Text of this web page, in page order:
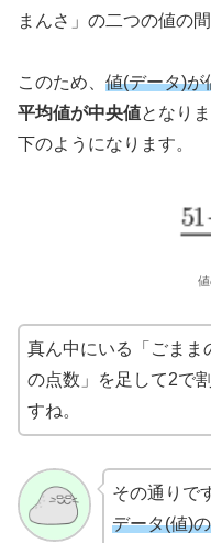
まんさ」の二つの値の
このため、 値(データ)が
平均値が中央値となり
下のようになります。
真ん中にいる「ごまま
の点数」を足して2で
すね。
その通りで
データ(値)